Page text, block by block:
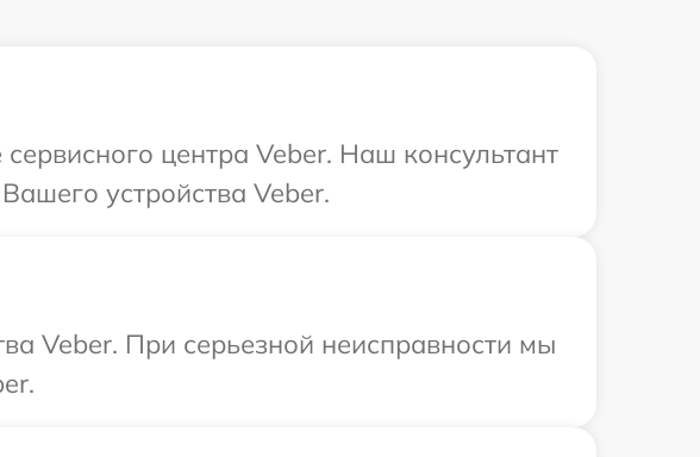
центра Veber. Наш консультант
устройства Veber.
Veber. При серьезной неисправности мы